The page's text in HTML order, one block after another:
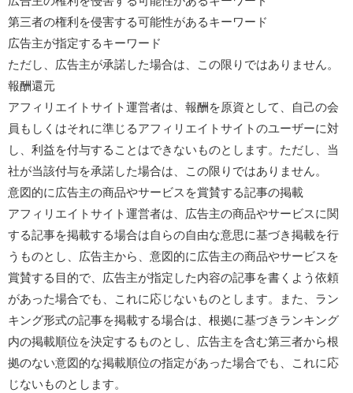
第三者の権利を侵害する可能性があるキーワード
広告主が指定するキーワード
ただし、広告主が承諾した場合は、この限りではありません。
報酬還元
アフィリエイトサイト運営者は、報酬を原資として、自己の会
員もしくはそれに準じるアフィリエイトサイトのユーザーに対
し、利益を付与することはできないものとします。ただし、当
社が当該付与を承諾した場合は、この限りではありません。
意図的に広告主の商品やサービスを賞賛する記事の掲載
アフィリエイトサイト運営者は、広告主の商品やサービスに関
する記事を掲載する場合は自らの自由な意思に基づき掲載を行
うものとし、広告主から、意図的に広告主の商品やサービスを
賞賛する目的で、広告主が指定した内容の記事を書くよう依頼
があった場合でも、これに応じないものとします。また、ラン
キング形式の記事を掲載する場合は、根拠に基づきランキング
内の掲載順位を決定するものとし、広告主を含む第三者から根
拠のない意図的な掲載順位の指定があった場合でも、これに応
じないものとします。